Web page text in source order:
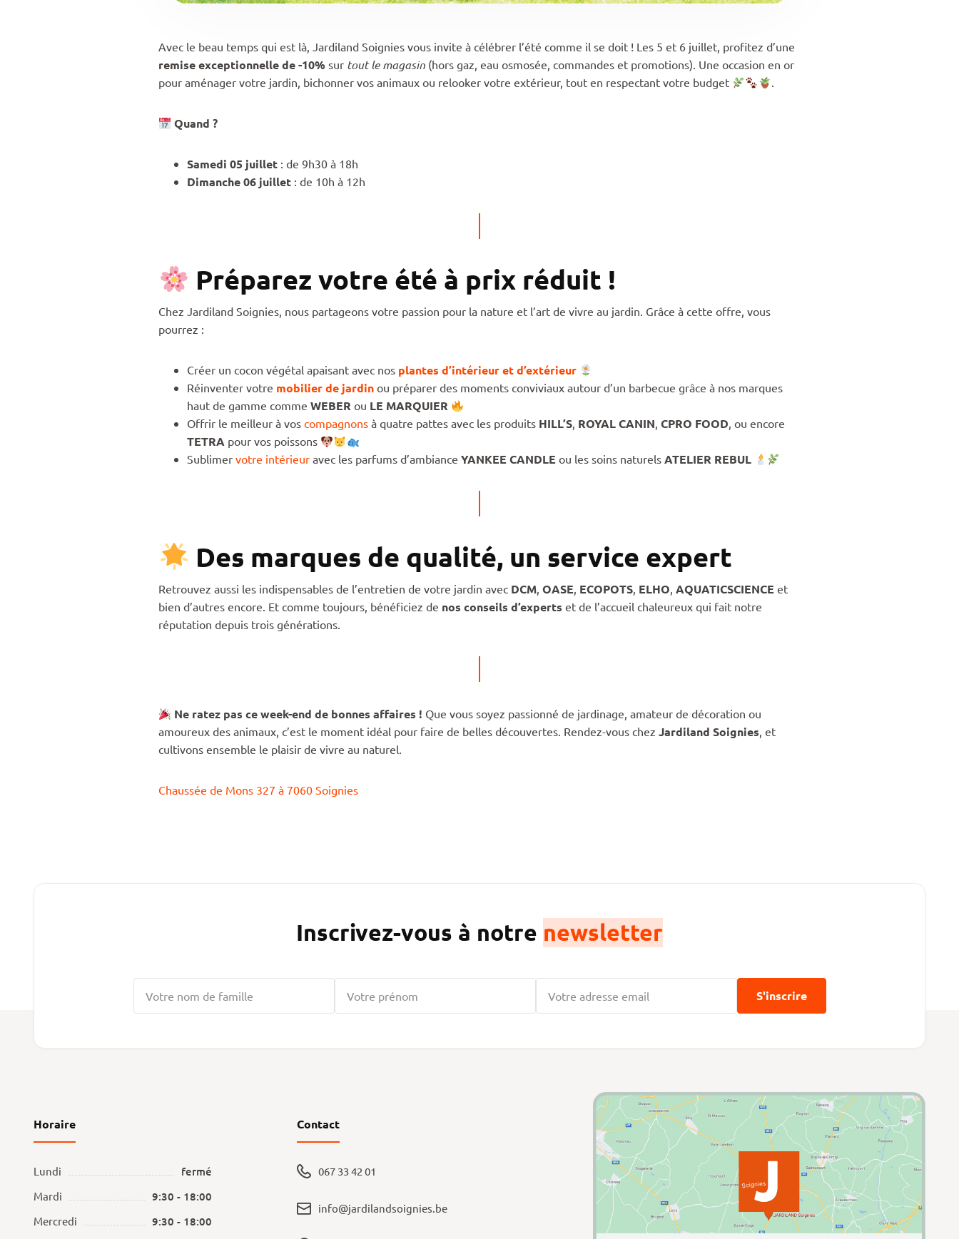
Avec le beau temps qui est là, Jardiland Soignies vous invite à célébrer l’été comme il se doit ! Les 5 et 6 juillet, profitez d’une
remise exceptionnelle de -10% sur tout le magasin (hors gaz, eau osmosée, commandes et promotions). Une occasion en or
pour aménager votre jardin, bichonner vos animaux ou relooker votre extérieur, tout en respectant votre budget
.
Quand ?
Samedi 05 juillet : de 9h30 à 18h
Dimanche 06 juillet : de 10h à 12h
Préparez votre été à prix réduit !
Chez Jardiland Soignies, nous partageons votre passion pour la nature et l’art de vivre au jardin. Grâce à cette offre, vous
pourrez :
Créer un cocon végétal apaisant avec nos plantes d’intérieur et d’extérieur
Réinventer votre mobilier de jardin ou préparer des moments conviviaux autour d’un barbecue grâce à nos marques
haut de gamme comme WEBER ou LE MARQUIER
Offrir le meilleur à vos compagnons à quatre pattes avec les produits HILL’S, ROYAL CANIN, CPRO FOOD, ou encore
TETRA pour vos poissons
Sublimer votre intérieur avec les parfums d’ambiance YANKEE CANDLE ou les soins naturels ATELIER REBUL
Des marques de qualité, un service expert
Retrouvez aussi les indispensables de l’entretien de votre jardin avec DCM, OASE, ECOPOTS, ELHO, AQUATICSCIENCE et
bien d’autres encore. Et comme toujours, bénéficiez de nos conseils d’experts et de l’accueil chaleureux qui fait notre
réputation depuis trois générations.
Ne ratez pas ce week-end de bonnes affaires ! Que vous soyez passionné de jardinage, amateur de décoration ou
amoureux des animaux, c’est le moment idéal pour faire de belles découvertes. Rendez-vous chez Jardiland Soignies, et
cultivons ensemble le plaisir de vivre au naturel.
Chaussée de Mons 327 à 7060 Soignies
Inscrivez-vous à notre newsletter
S'inscrire
Horaire
Lundi fermé
Mardi 9:30 - 18:00
Mercredi 9:30 - 18:00
Contact
067 33 42 01
info@jardilandsoignies.be